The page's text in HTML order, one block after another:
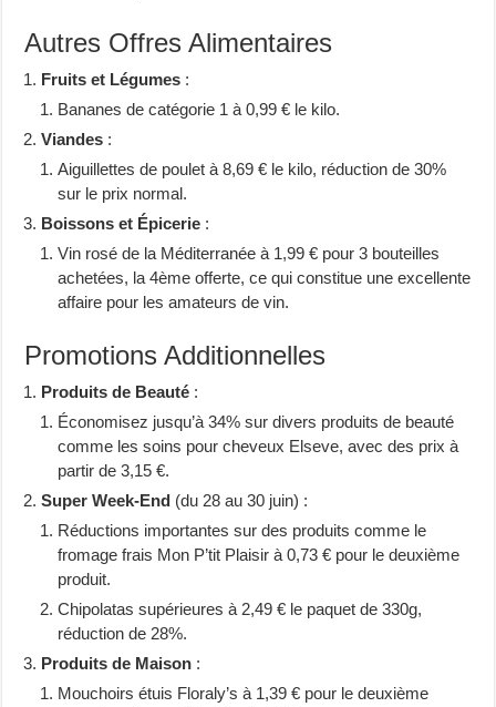
Autres Offres Alimentaires
Fruits et Légumes :
Bananes de catégorie 1 à 0,99 € le kilo.
Viandes :
Aiguillettes de poulet à 8,69 € le kilo, réduction de 30%
sur le prix normal.
Boissons et Épicerie :
Vin rosé de la Méditerranée à 1,99 € pour 3 bouteilles
achetées, la 4ème offerte, ce qui constitue une excellente
affaire pour les amateurs de vin.
Promotions Additionnelles
Produits de Beauté :
Économisez jusqu’à 34% sur divers produits de beauté
comme les soins pour cheveux Elseve, avec des prix à
partir de 3,15 €.
Super Week-End (du 28 au 30 juin) :
Réductions importantes sur des produits comme le
fromage frais Mon P’tit Plaisir à 0,73 € pour le deuxième
produit.
Chipolatas supérieures à 2,49 € le paquet de 330g,
réduction de 28%.
Produits de Maison :
Mouchoirs étuis Floraly’s à 1,39 € pour le deuxième